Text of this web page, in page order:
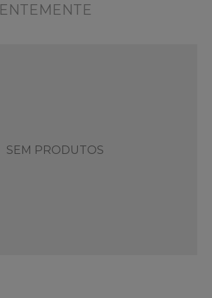
SEM PRODUTOS